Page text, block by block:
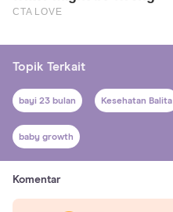
Topik Terkait
bayi 23 bulan Kesehatan Balita
baby growth
Komentar